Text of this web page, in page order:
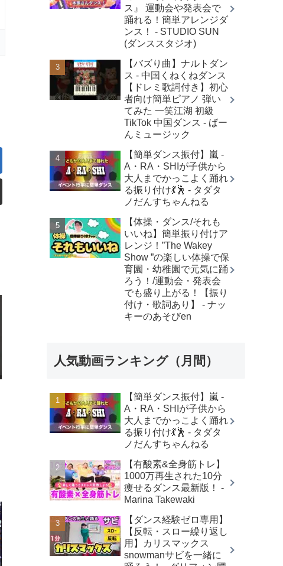
ス』 運動会や発表会で
踊れる！簡単アレンジダ
ンス！ - STUDIO SUN
(ダンススタジオ)
【バズり曲】ナルトダン
ス - 中国くねくねダンス
【ドレミ歌詞付き】初心
者向け簡単ピアノ 弾い
てみた 一笑江湖 初級
TikTok 中国ダンス - ばー
んミュージック
【簡単ダンス振付】嵐 -
A・RA・SHIが子供から
大人までかっこよく踊れ
る振り付け💃🕺 - タダタ
ノだんすちゃんねる
【体操・ダンス/それも
いいね】簡単振り付けア
レンジ！”The Wakey
Show ”の楽しい体操で保
育園・幼稚園で元気に踊
ろう！/運動会・発表会
でも盛り上がる！【振り
付け・歌詞あり】 - ナッ
キーのあそびen
人気動画ランキング（月間）
【簡単ダンス振付】嵐 -
A・RA・SHIが子供から
大人までかっこよく踊れ
る振り付け💃🕺 - タダタ
ノだんすちゃんねる
【有酸素&全身筋トレ】
1000万再生された10分
痩せるダンス最新版！ -
Marina Takewaki
【ダンス経験ゼロ専用】
【反転・スロー繰り返し
用】カリスマックス
snowmanサビを一緒に